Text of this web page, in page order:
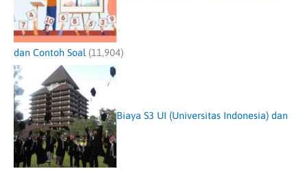
dan Contoh Soal (11,904)
Biaya S3 UI (Universitas Indonesia) dan